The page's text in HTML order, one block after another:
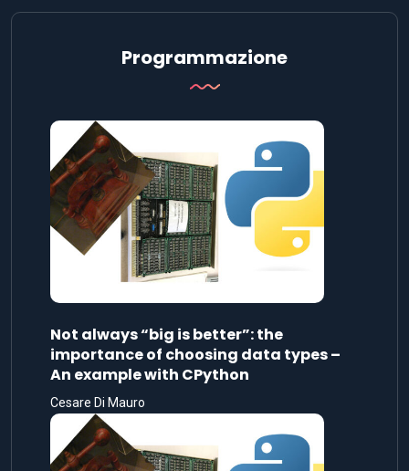
Programmazione
Not always “big is better”: the
importance of choosing data types –
An example with CPython
Cesare Di Mauro